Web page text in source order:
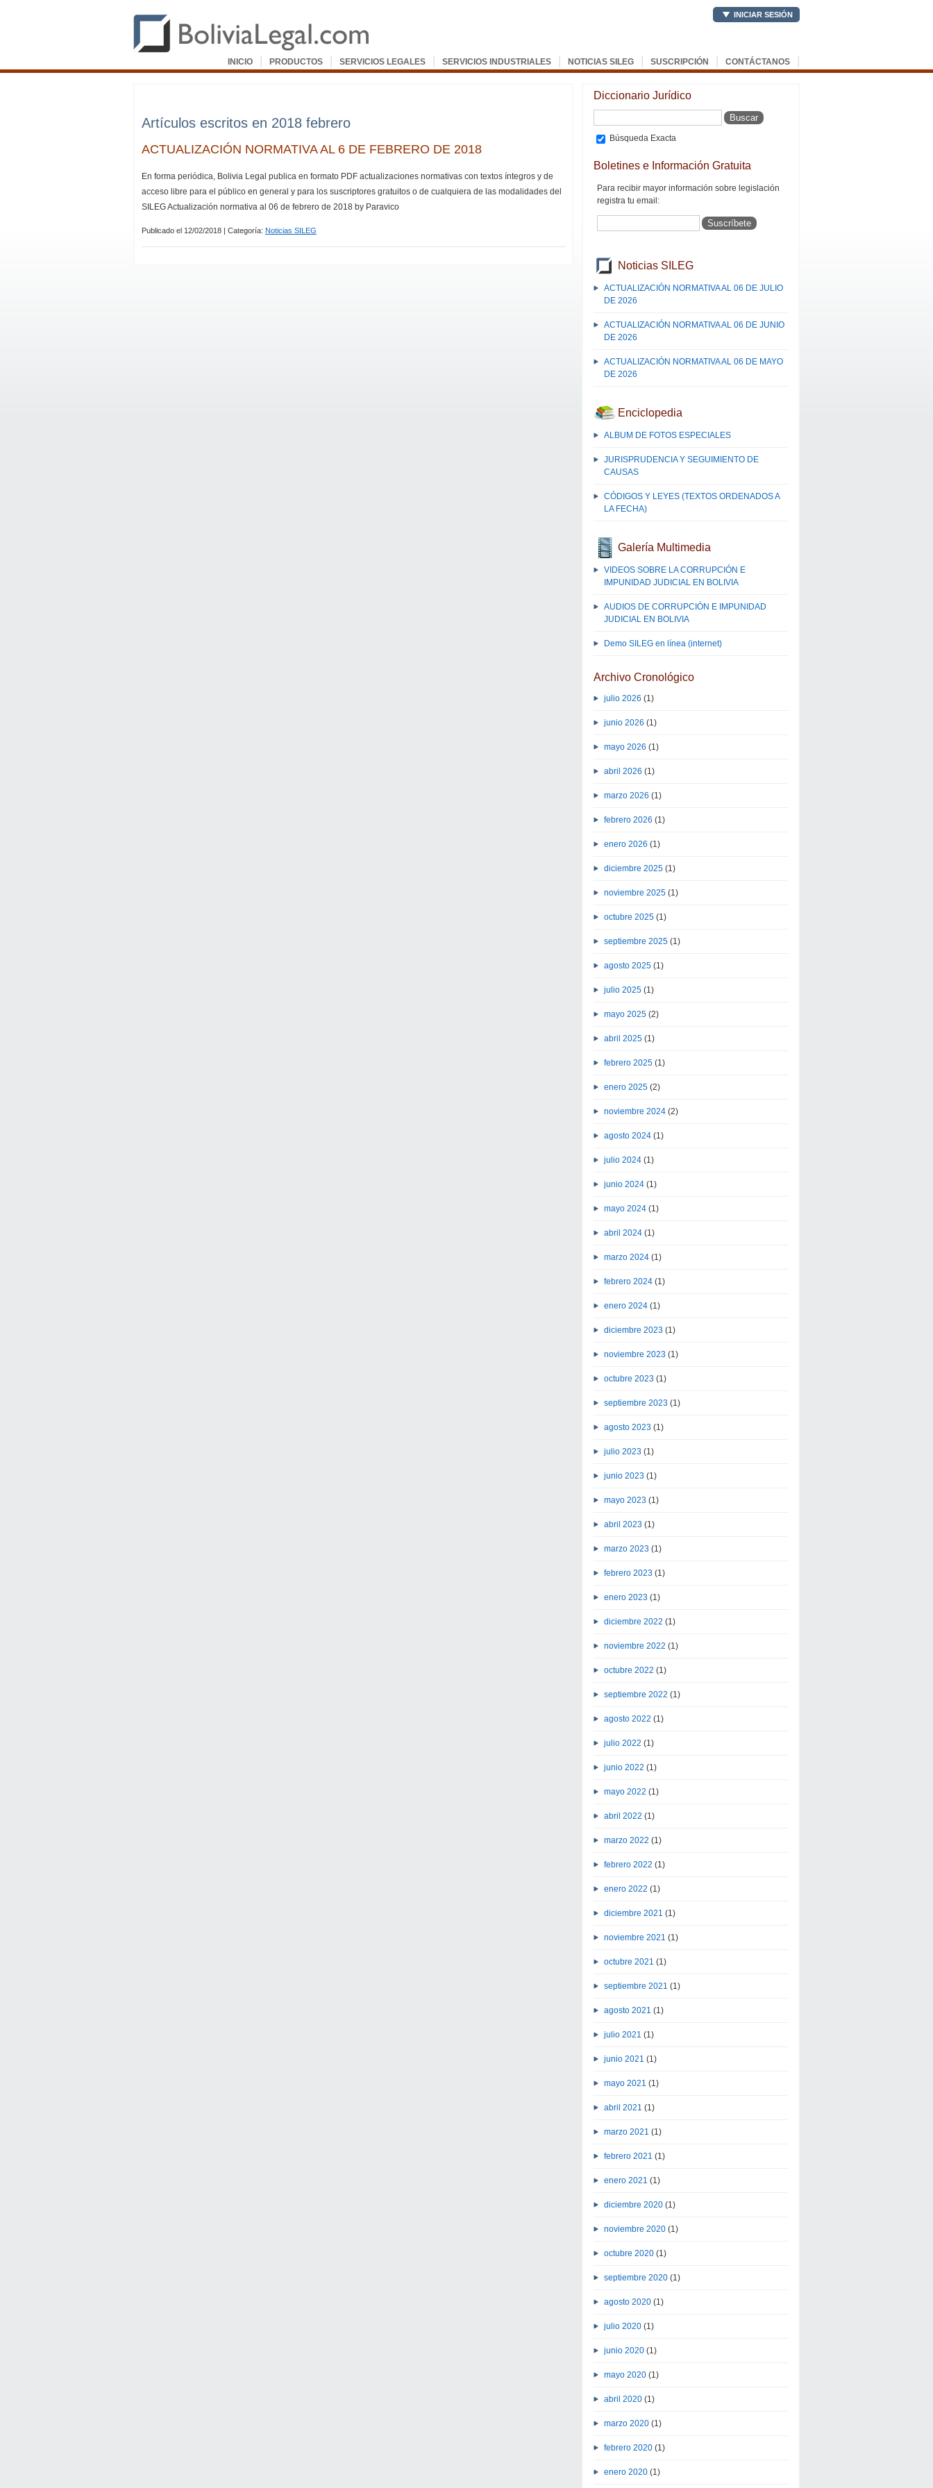
INICIO | PRODUCTOS | SERVICIOS LEGALES | SERVICIOS INDUSTRIALES | NOTICIAS SILEG | SUSCRIPCIÓN | CONTÁCTANOS |
INICIAR SESIÓN
Artículos escritos en 2018 febrero
ACTUALIZACIÓN NORMATIVA AL 6 DE FEBRERO DE 2018
En forma periódica, Bolivia Legal publica en formato PDF actualizaciones normativas con textos íntegros y de
acceso libre para el público en general y para los suscriptores gratuitos o de cualquiera de las modalidades del
SILEG Actualización normativa al 06 de febrero de 2018 by Paravico
Publicado el 12/02/2018 | Categoría: Noticias SILEG
Diccionario Jurídico
Búsqueda Exacta
Boletines e Información Gratuita
Para recibir mayor información sobre legislación
registra tu email:
Noticias SILEG
ACTUALIZACIÓN NORMATIVA AL 06 DE JULIO
DE 2026
ACTUALIZACIÓN NORMATIVA AL 06 DE JUNIO
DE 2026
ACTUALIZACIÓN NORMATIVA AL 06 DE MAYO
DE 2026
Enciclopedia
ALBUM DE FOTOS ESPECIALES
JURISPRUDENCIA Y SEGUIMIENTO DE
CAUSAS
CÓDIGOS Y LEYES (TEXTOS ORDENADOS A
LA FECHA)
Galería Multimedia
VIDEOS SOBRE LA CORRUPCIÓN E
IMPUNIDAD JUDICIAL EN BOLIVIA
AUDIOS DE CORRUPCIÓN E IMPUNIDAD
JUDICIAL EN BOLIVIA
Demo SILEG en línea (internet)
Archivo Cronológico
julio 2026 (1)
junio 2026 (1)
mayo 2026 (1)
abril 2026 (1)
marzo 2026 (1)
febrero 2026 (1)
enero 2026 (1)
diciembre 2025 (1)
noviembre 2025 (1)
octubre 2025 (1)
septiembre 2025 (1)
agosto 2025 (1)
julio 2025 (1)
mayo 2025 (2)
abril 2025 (1)
febrero 2025 (1)
enero 2025 (2)
noviembre 2024 (2)
agosto 2024 (1)
julio 2024 (1)
junio 2024 (1)
mayo 2024 (1)
abril 2024 (1)
marzo 2024 (1)
febrero 2024 (1)
enero 2024 (1)
diciembre 2023 (1)
noviembre 2023 (1)
octubre 2023 (1)
septiembre 2023 (1)
agosto 2023 (1)
julio 2023 (1)
junio 2023 (1)
mayo 2023 (1)
abril 2023 (1)
marzo 2023 (1)
febrero 2023 (1)
enero 2023 (1)
diciembre 2022 (1)
noviembre 2022 (1)
octubre 2022 (1)
septiembre 2022 (1)
agosto 2022 (1)
julio 2022 (1)
junio 2022 (1)
mayo 2022 (1)
abril 2022 (1)
marzo 2022 (1)
febrero 2022 (1)
enero 2022 (1)
diciembre 2021 (1)
noviembre 2021 (1)
octubre 2021 (1)
septiembre 2021 (1)
agosto 2021 (1)
julio 2021 (1)
junio 2021 (1)
mayo 2021 (1)
abril 2021 (1)
marzo 2021 (1)
febrero 2021 (1)
enero 2021 (1)
diciembre 2020 (1)
noviembre 2020 (1)
octubre 2020 (1)
septiembre 2020 (1)
agosto 2020 (1)
julio 2020 (1)
junio 2020 (1)
mayo 2020 (1)
abril 2020 (1)
marzo 2020 (1)
febrero 2020 (1)
enero 2020 (1)